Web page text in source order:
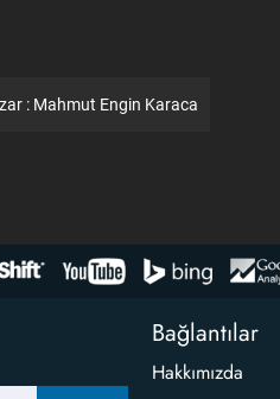
: Mahmut Engin Karaca
Bağlantılar
Hakkımızda